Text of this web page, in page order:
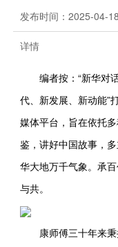
发布时间： 2025-04-
详情
编者按：“新华对话
代、新发展、新动能”
媒体平台，旨在依托
鉴，讲好中国故事，
华大地万千气象。承
与共。
康师傅三十年来秉